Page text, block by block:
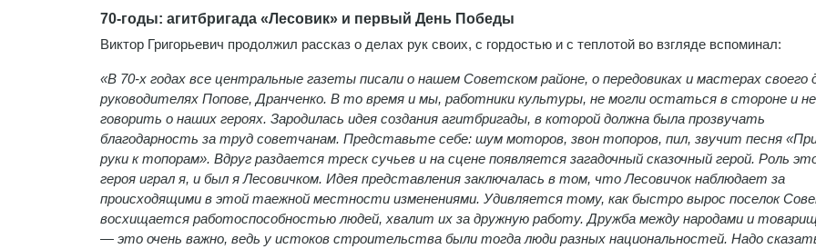
70-годы: агитбригада «Лесовик» и первый День Победы
Виктор Григорьевич продолжил рассказ о делах рук своих, с гордостью и с теплотой во взгляде вспоминал:
«В 70-х годах все центральные газеты писали о нашем Советском районе, о передовиках и мастерах своего
руководителях Попове, Дранченко. В то время и мы, работники культуры, не могли остаться в стороне и не
говорить о наших героях. Зародилась идея создания агитбригады, в которой должна была прозвучать
благодарность за труд советчанам. Представьте себе: шум моторов, звон топоров, пил, звучит песня
руки к топорам». Вдруг раздается треск сучьев и на сцене появляется загадочный сказочный герой. Роль
героя играл я, и был я Лесовичком. Идея представления заключалась в том, что Лесовичок наблюдает за
происходящими в этой таежной местности изменениями. Удивляется тому, как быстро вырос поселок
восхищается работоспособностью людей, хвалит их за дружную работу. Дружба между народами и
— это очень важно, ведь у истоков строительства были тогда люди разных национальностей. Надо